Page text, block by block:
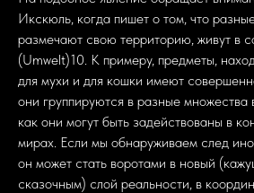
Икскюль, когда пишет о том, что
размечают свою территорию, живут в
(Umwelt)10. К примеру, предметы,
для мухи и для кошки имеют
они группируются в разные множества
как они могут быть задействованы в
мирах. Если мы обнаруживаем след
он может стать воротами в новый
сказочным) слой реальности, в